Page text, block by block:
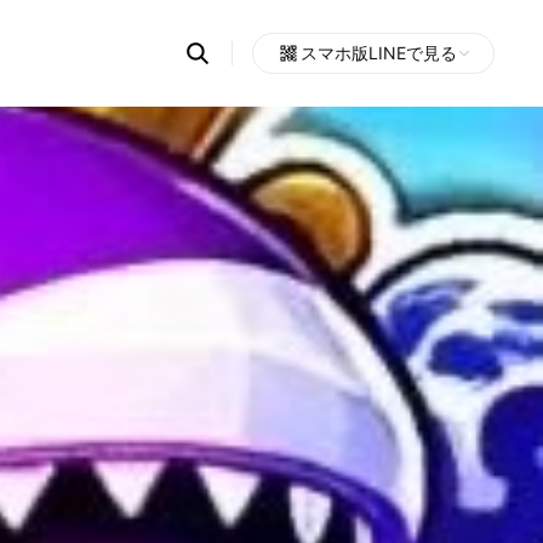
Search
OpenChats
messages
search
area
スマホ版LINEで見る